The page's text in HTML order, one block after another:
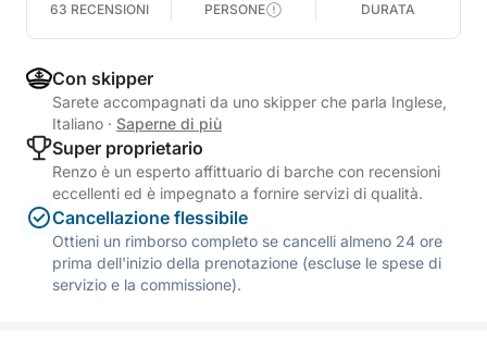
63 RECENSIONI PERSONE DURATA
Con skipper
Sarete accompagnati da uno skipper che parla Inglese,
Italiano · Saperne di più
Super proprietario
Renzo è un esperto affittuario di barche con recensioni
eccellenti ed è impegnato a fornire servizi di qualità.
Cancellazione flessibile
Ottieni un rimborso completo se cancelli almeno 24 ore
prima dell'inizio della prenotazione (escluse le spese di
servizio e la commissione).